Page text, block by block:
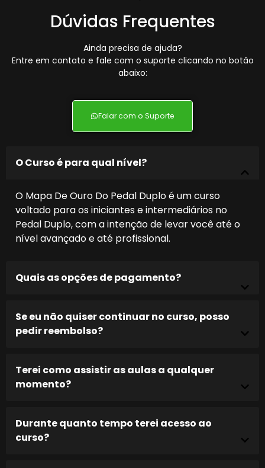
Dúvidas Frequentes
Ainda precisa de ajuda?
Entre em contato e fale com o suporte clicando no botão
abaixo:
Falar com o Suporte
O Curso é para qual nível?
O Mapa De Ouro Do Pedal Duplo é um curso
voltado para os iniciantes e intermediários no
Pedal Duplo, com a intenção de levar você até o
nível avançado e até profissional.
Quais as opções de pagamento?
Se eu não quiser continuar no curso, posso
pedir reembolso?
Terei como assistir as aulas a qualquer
momento?
Durante quanto tempo terei acesso ao
curso?